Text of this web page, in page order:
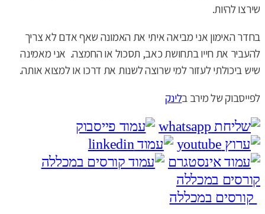
שירצו להיות.
בחדר האימון אני מביאה איתי את האמונה שאף אדם לא צריך
להעביר את חייו בתחושת כאב, תסכול או החמצה. אני מאמינה
שיש ביכולתי לעזור למי שרוצה לשנות את דרכו או למצוא אותה.
לפייסבוק של מירב בלינק
קורסים במכללה
קורסים במכללה